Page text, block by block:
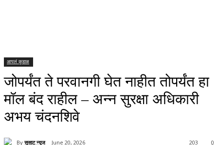
आपलं कुडाळ
जोपर्यंत ते परवानगी घेत नाहीत तोपर्यंत हा
मॉल बंद राहील – अन्न सुरक्षा अधिकारी
अभय चंदनशिवे
By सुसाट न्यूज June 20, 2026 0
203